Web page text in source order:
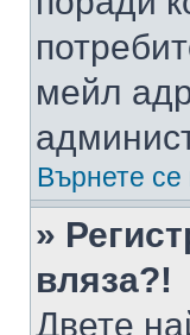
мейл
Върнете се
»
вляза?!
Двете